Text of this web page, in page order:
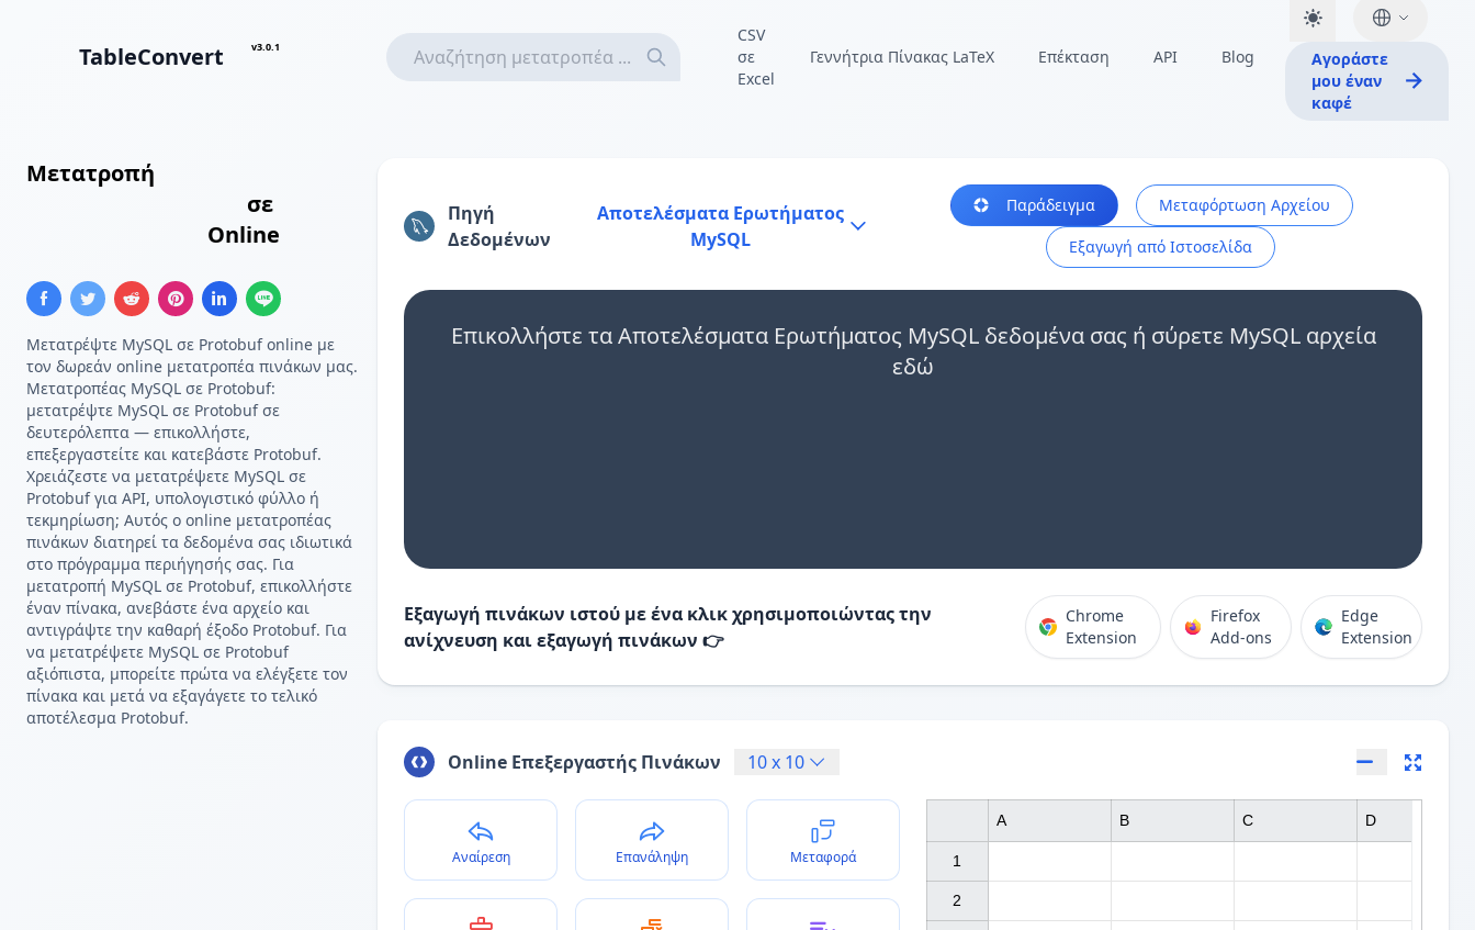
TableConvert v3.0.1
CSV
σε
Excel
Γεννήτρια Πίνακας LaTeX Επέκταση API Blog
Αγοράστε
μου έναν
καφέ
Μετατροπή
σε
Online
Μετατρέψτε MySQL σε Protobuf online με
τον δωρεάν online μετατροπέα πινάκων μας.
Μετατροπέας MySQL σε Protobuf:
μετατρέψτε MySQL σε Protobuf σε
δευτερόλεπτα — επικολλήστε,
επεξεργαστείτε και κατεβάστε Protobuf.
Χρειάζεστε να μετατρέψετε MySQL σε
Protobuf για API, υπολογιστικό φύλλο ή
τεκμηρίωση; Αυτός ο online μετατροπέας
πινάκων διατηρεί τα δεδομένα σας ιδιωτικά
στο πρόγραμμα περιήγησής σας. Για
μετατροπή MySQL σε Protobuf, επικολλήστε
έναν πίνακα, ανεβάστε ένα αρχείο και
αντιγράψτε την καθαρή έξοδο Protobuf. Για
να μετατρέψετε MySQL σε Protobuf
αξιόπιστα, μπορείτε πρώτα να ελέγξετε τον
πίνακα και μετά να εξαγάγετε το τελικό
αποτέλεσμα Protobuf.
Πηγή
Δεδομένων
Αποτελέσματα Ερωτήματος
MySQL
Παράδειγμα
Μεταφόρτωση Αρχείου
Εξαγωγή από Ιστοσελίδα
Επικολλήστε τα Αποτελέσματα Ερωτήματος MySQL δεδομένα σας ή σύρετε MySQL αρχεία
εδώ
Εξαγωγή πινάκων ιστού με ένα κλικ χρησιμοποιώντας την
ανίχνευση και εξαγωγή πινάκων 👉
Chrome
Extension
Firefox
Add-ons
Edge
Extension
Online Επεξεργαστής Πινάκων 10x 10
Αναίρεση Επανάληψη Μεταφορά 1
2
A B C D